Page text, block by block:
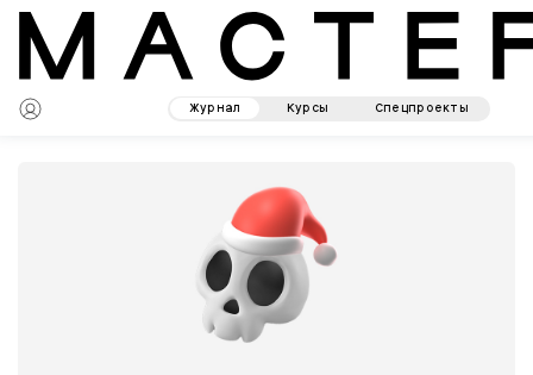
Журнал Курсы Спецпроекты